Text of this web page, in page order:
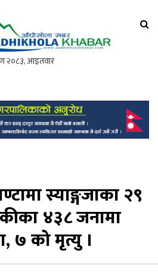
पत्रिका
स्याङ्गजाका २९
४३८ जनामा
७ को मृत्यु ।